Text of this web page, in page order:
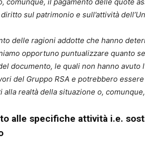
comunque, il pagamento delle quote
sul patrimonio e sull’attività
delle ragioni addotte che hanno
opportuno puntualizzare quanto
documento, le quali non hanno avuto
del Gruppo RSA e potrebbero
realtà della situazione o,
alle specifiche attività i.e.